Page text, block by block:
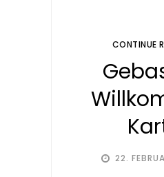
22.
CONTINUE